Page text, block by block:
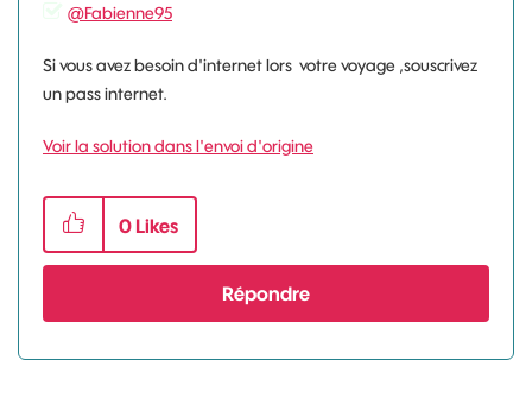
@Fabienne95
Si vous avez besoin d'internet lors votre voyage ,souscrivez
un pass internet.
Voir la solution dans l'envoi d'origine
0 Likes
Répondre